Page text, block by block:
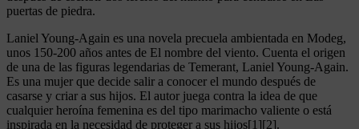
puertas de piedra.
Laniel Young-Again es una novela precuela ambientada en Modeg,
unos 150-200 años antes de El nombre del viento. Cuenta el origen
de una de las figuras legendarias de Temerant, Laniel Young-Again.
Es una mujer que decide salir a conocer el mundo después de
casarse y criar a sus hijos. El autor juega contra la idea de que
cualquier heroína femenina es del tipo marimacho valiente o está
inspirada en la necesidad de proteger a sus hijos[1][2].